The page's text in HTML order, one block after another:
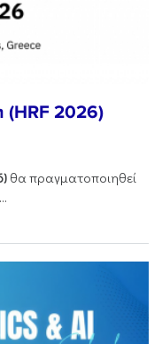
(HRF 2026)
θα πραγματοποιηθεί